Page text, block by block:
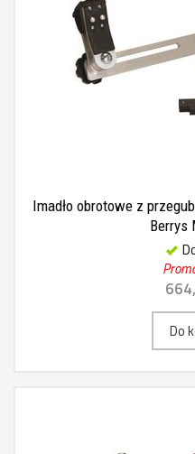
Imadło obrotowe z
Berrys
Do